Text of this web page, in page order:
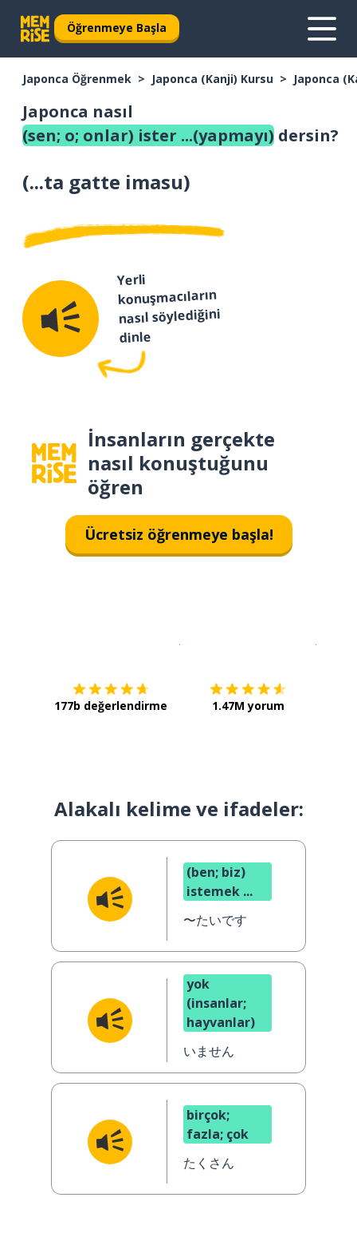
Öğrenmeye Başla
Japonca Öğrenmek Japonca (Kanji) Kursu Japonca
Japonca nasıl
(sen; o; onlar) ister ...(yapmayı) dersin?
(...ta gatte imasu)
Yerli
konuşmacıların
nasıl söylediğini
dinle
İnsanların gerçekte
nasıl konuştuğunu
öğren
Ücretsiz öğrenmeye başla!
177b değerlendirme 1.47M yorum
Alakalı kelime ve ifadeler:
(ben; biz)
istemek ...
〜たいです
yok
(insanlar;
hayvanlar)
いません
birçok;
fazla; çok
たくさん